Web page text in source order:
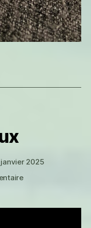
janvier 2025
sur